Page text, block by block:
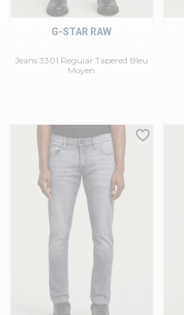
Jeans 3301 Regular Tapered Bleu
Moyen
G-STAR RAW